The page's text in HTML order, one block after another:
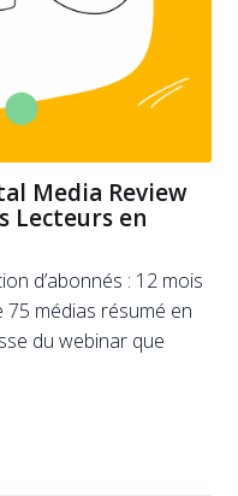
Media Review
Lecteurs en
d’abonnés : 12 mois
médias résumé en
du webinar que